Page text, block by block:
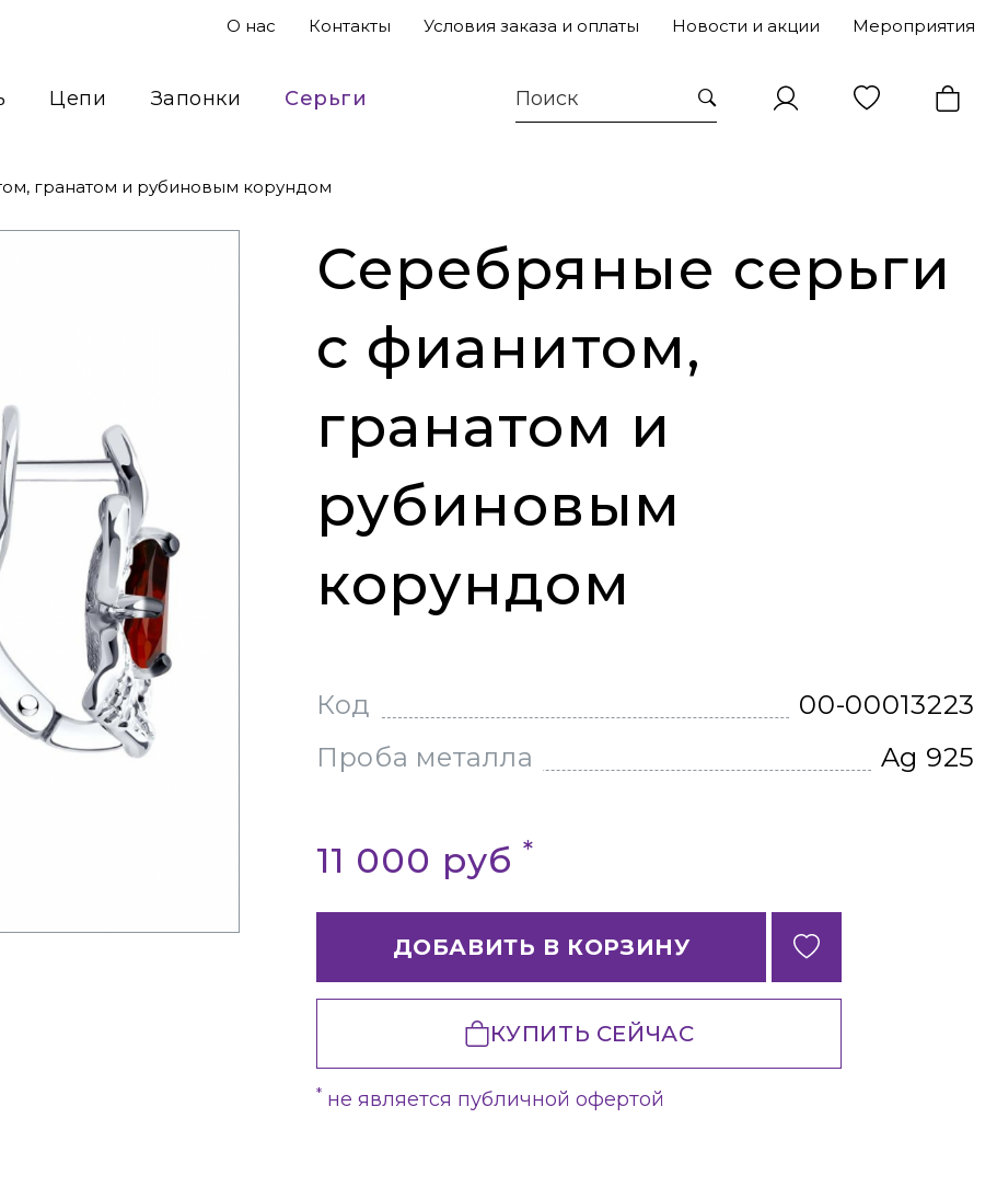
О нас Контакты Условия заказа и оплаты Новости и акции Мероприятия
Цепи Запонки
Серьги
гранатом и рубиновым корундом
Серебряные серьги
с фианитом,
гранатом и
рубиновым
корундом
Код
00-00013223
Проба металла
Ag 925
11 000 руб *
ДОБАВИТЬ В КОРЗИНУ
КУПИТЬ СЕЙЧАС
* не является публичной офертой